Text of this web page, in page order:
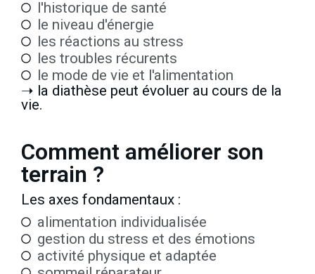
l'historique de santé
le niveau d'énergie
les réactions au stress
les troubles récurents
le mode de vie et l'alimentation
➝ la diathèse peut évoluer au cours de la
vie.
Comment améliorer son
terrain ?
Les axes fondamentaux :
alimentation individualisée
gestion du stress et des émotions
activité physique et adaptée